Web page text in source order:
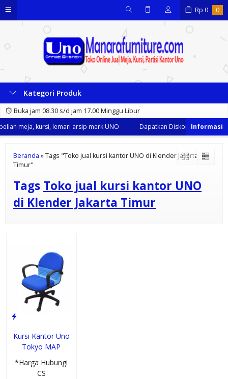
Rp 0 0
Kategori Produk
Buka jam 08.30 s/d jam 17.00 Minggu Libur
meja, kursi, lemari arsip merk UNO
Dapatkan Diskon 35% dari
Beranda »Tags "Toko jual kursi kantor UNO di Klender Jakarta
Timur"
Tags Toko jual kursi kantor UNO
di Klender Jakarta Timur
Kursi Kantor Uno
Tokyo MAP
*Harga Hubungi
CS